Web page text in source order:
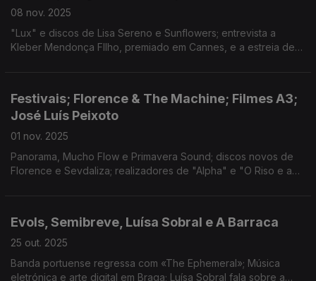
08 nov. 2025
"Lux" e discos de Lisa Sereno e Sunflowers; entrevista a
Kleber Mendonça FIlho, premiado em Cannes, e a estreia de
Festivais; Florence & The Machine; Filmes A3;
José Luís Peixoto
01 nov. 2025
Panorama, Mucho Flow e Primavera Sound; discos novos de
Florence e Sevdaliza; realizadores de "Alpha" e "O Riso e a
Evols, Semibreve, Luísa Sobral e A Barraca
25 out. 2025
Banda portuense regressa com «The Ephemeral»; Música
eletrónica e arte digital em Braga; Luísa Sobral fala sobre a